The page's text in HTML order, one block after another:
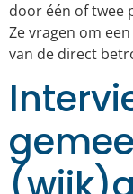
door één of twee
Ze vragen om
van de direct